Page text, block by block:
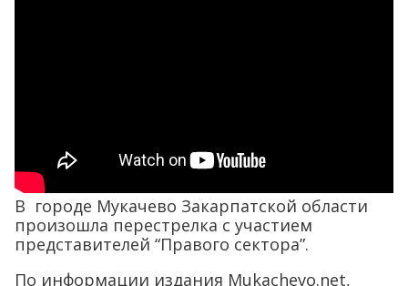
В городе Мукачево Закарпатской области
произошла перестрелка с участием
представителей “Правого сектора”.
По информации издания Mukachevo.net,